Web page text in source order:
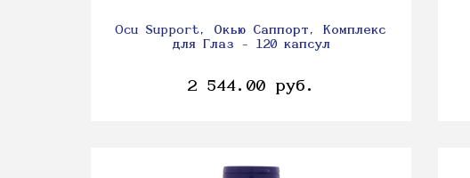
Ocu Support, Окью Саппорт, Комплекс
для Глаз - 120 капсул
2 544.00 руб.